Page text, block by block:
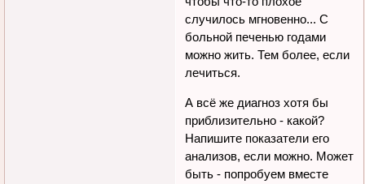
случилось мгновенно... С
больной печенью годами
можно жить. Тем более, если
лечиться.
А всё же диагноз хотя бы
приблизительно - какой?
Напишите показатели его
анализов, если можно. Может
быть - попробуем вместе